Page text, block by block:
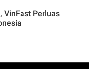
VinFast Perluas